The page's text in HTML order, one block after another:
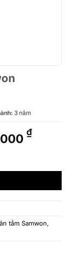
3 năm
₫.
₫Giá
là:
tắm Samwon,